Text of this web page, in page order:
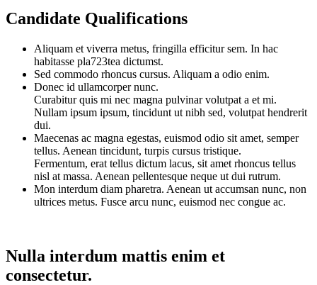
Candidate Qualifications
Aliquam et viverra metus, fringilla efficitur sem. In hac
habitasse pla723tea dictumst.
Sed commodo rhoncus cursus. Aliquam a odio enim.
Donec id ullamcorper nunc.
Curabitur quis mi nec magna pulvinar volutpat a et mi.
Nullam ipsum ipsum, tincidunt ut nibh sed, volutpat hendrerit
dui.
Maecenas ac magna egestas, euismod odio sit amet, semper
tellus. Aenean tincidunt, turpis cursus tristique.
Fermentum, erat tellus dictum lacus, sit amet rhoncus tellus
nisl at massa. Aenean pellentesque neque ut dui rutrum.
Mon interdum diam pharetra. Aenean ut accumsan nunc, non
ultrices metus. Fusce arcu nunc, euismod nec congue ac.
Nulla interdum mattis enim et
consectetur.